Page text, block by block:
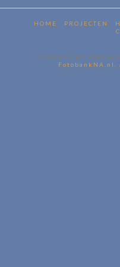
HOME PROJECTEN
POWERED BY
FotobankNA.nl,